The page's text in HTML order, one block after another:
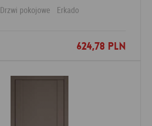
Drzwi pokojowe Erkado
624,78 PLN
Dodaj do ulubionych